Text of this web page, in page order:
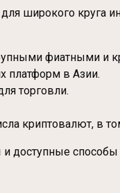
для широкого круга
фиатными и
платформ в Азии.
торговли.
криптовалют, в
доступные способы